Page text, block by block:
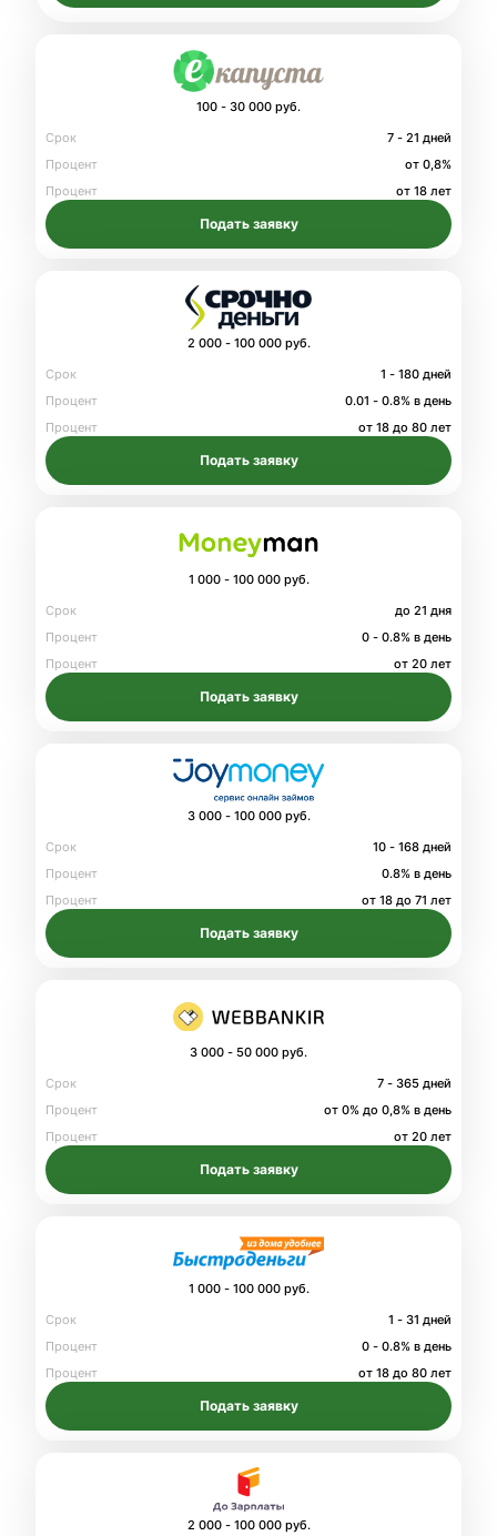
100 - 30 000 руб.
Срок
7 - 21 дней
Процент
от 0,8%
Процент
от 18 лет
Подать заявку
2 000 - 100 000 руб.
Срок
1 - 180 дней
Процент
0.01 - 0.8% в день
Процент
от 18 до 80 лет
Подать заявку
1 000 - 100 000 руб.
Срок
до 21 дня
Процент
0 - 0.8% в день
Процент
от 20 лет
Подать заявку
3 000 - 100 000 руб.
Срок
10 - 168 дней
Процент
0.8% в день
Процент
от 18 до 71 лет
Подать заявку
3 000 - 50 000 руб.
Срок
7 - 365 дней
Процент
от 0% до 0,8% в день
Процент
от 20 лет
Подать заявку
1 000 - 100 000 руб.
Срок
1 - 31 дней
Процент
0 - 0.8% в день
Процент
от 18 до 80 лет
Подать заявку
2 000 - 100 000 руб.